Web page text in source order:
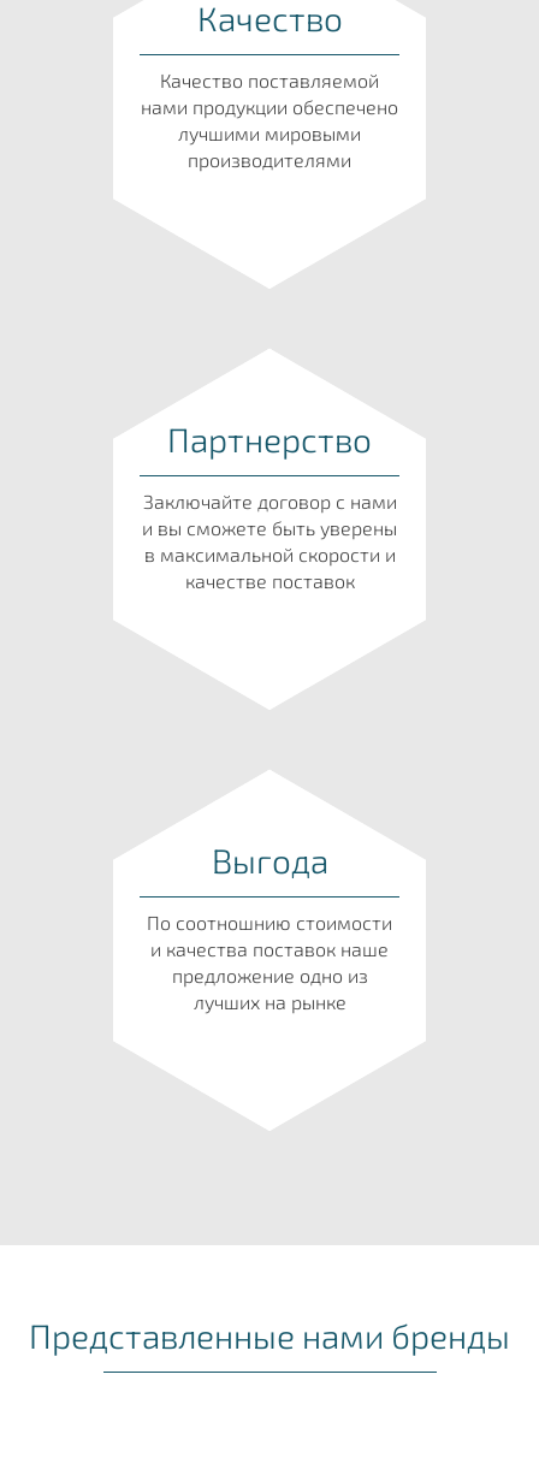
Качество
Качество поставляемой
нами продукции обеспечено
лучшими мировыми
производителями
Партнерство
Заключайте договор с нами
и вы сможете быть уверены
в максимальной скорости и
качестве поставок
Выгода
По соотношнию стоимости
и качества поставок наше
предложение одно из
лучших на рынке
Представленные нами бренды